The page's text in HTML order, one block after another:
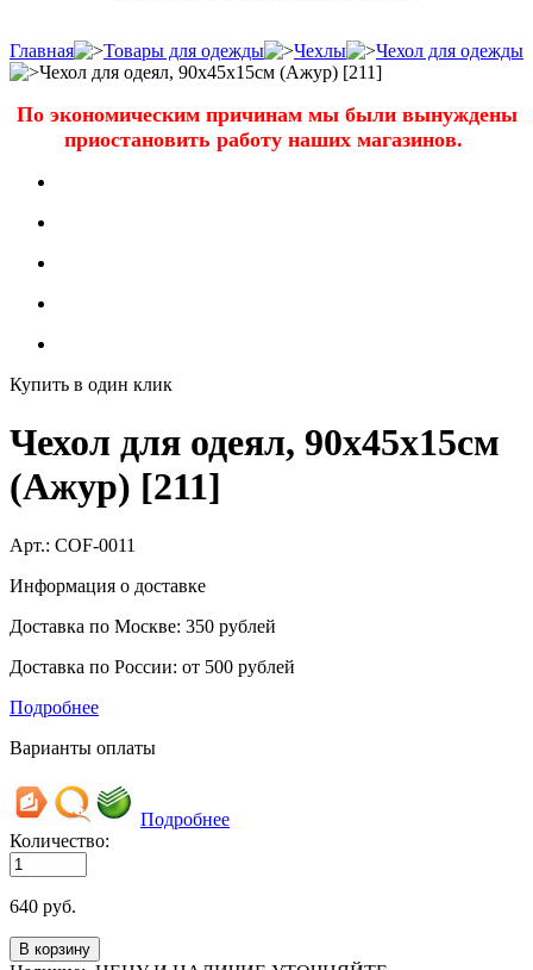
Главная Товары для одежды Чехлы
Чехол для одежды
Чехол для одеял, 90х45х15см (Ажур) [211]
По экономическим причинам мы были вынуждены
приостановить работу наших магазинов.
Купить в один клик
Чехол для одеял, 90х45х15см
(Ажур) [211]
Арт.: COF-0011
Информация о доставке
Доставка по Москве: 350 рублей
Доставка по России: от 500 рублей
Подробнее
Варианты оплаты
Подробнее
Количество:
640 руб.